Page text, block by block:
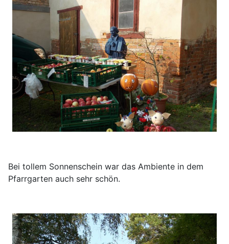
Bei tollem Sonnenschein war das Ambiente in dem
Pfarrgarten auch sehr schön.